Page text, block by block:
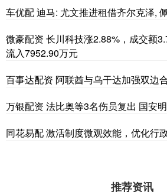
车优配 迪马: 尤文推进租借齐尔克泽,
微豪配资 长川科技涨2.88%，成交额
流入7952.90万元
百事达配资 阿联酋与乌干达加强双边
万银配资 法比奥等3名伤员复出 国安
同花易配 激活制度微观效能，优化行
推荐资讯